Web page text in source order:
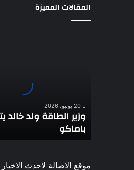
المقالات المميزة
20 يونيو، 2026
وزير الطاقة ولد خالد
باماكو
موقع الاصالة لاحدث الاخبار